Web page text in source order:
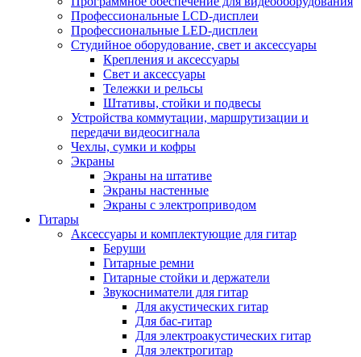
Профессиональные LCD-дисплеи
Профессиональные LED-дисплеи
Студийное оборудование, свет и аксессуары
Крепления и аксессуары
Свет и аксессуары
Тележки и рельсы
Штативы, стойки и подвесы
Устройства коммутации, маршрутизации и
передачи видеосигнала
Чехлы, сумки и кофры
Экраны
Экраны на штативе
Экраны настенные
Экраны с электроприводом
Гитары
Аксессуары и комплектующие для гитар
Беруши
Гитарные ремни
Гитарные стойки и держатели
Звукосниматели для гитар
Для акустических гитар
Для бас-гитар
Для электроакустических гитар
Для электрогитар